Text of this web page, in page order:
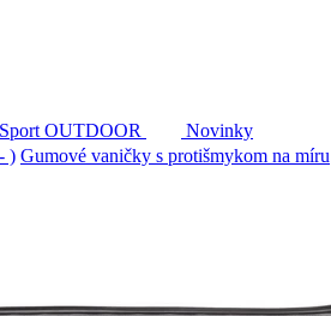
Sport OUTDOOR
Novinky
) Gumové vaničky s protišmykom na míru